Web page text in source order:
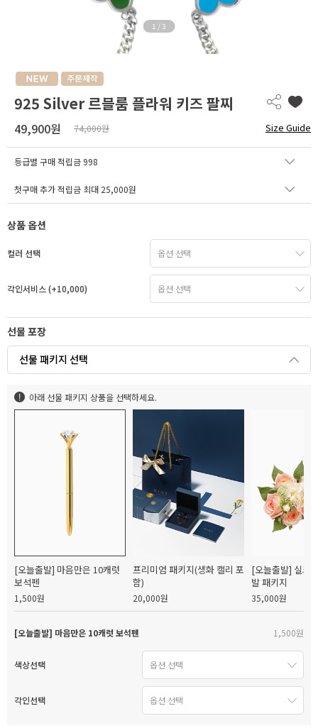
1 / 3
925 Silver 르블룸 플라워 키즈 팔찌
49,900원 74,000원 Size Guide
등급별 구매 적립금 998
첫구매 추가 적립금 최대 25,000원
상품 옵션
컬러 선택
각인서비스 (+10,000)
선물 포장
선물 패키지 선택
아래 선물 패키지 상품을 선택하세요.
[오늘출발] 마음만은 10캐럿
보석펜
1,500원
프리미엄 패키지(생화 캘리 포
함)
20,000원
[오늘출발] 실크
발 패키지
35,000원
[오늘출발] 마음만은 10캐럿 보석펜 1,500원
색상선택
각인선택